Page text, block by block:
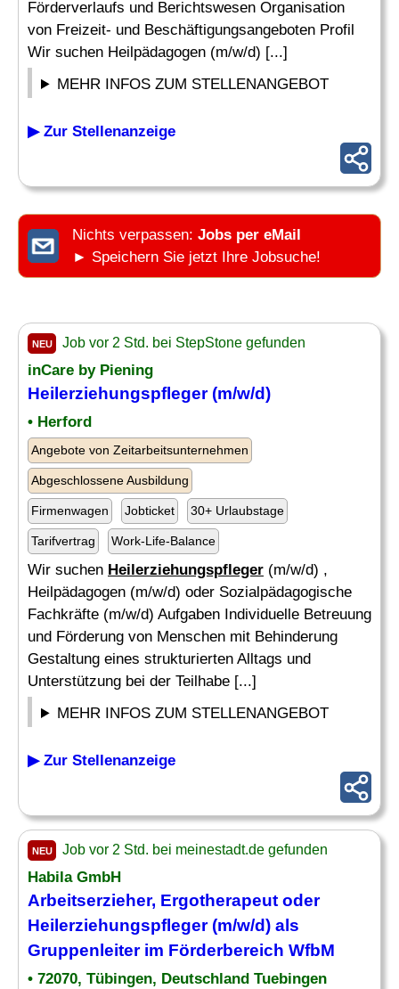
Förderverlaufs und Berichtswesen Organisation
von Freizeit- und Beschäftigungsangeboten Profil
Wir suchen Heilpädagogen (m/w/d) [...]
MEHR INFOS ZUM STELLENANGEBOT
▶ Zur Stellenanzeige
Nichts verpassen: Jobs per eMail
► Speichern Sie jetzt Ihre Jobsuche!
NEU Job vor 2 Std. bei StepStone gefunden
inCare by Piening
Heilerziehungspfleger(m/w/d)
• Herford
Angebote von Zeitarbeitsunternehmen
Abgeschlossene Ausbildung
Firmenwagen Jobticket 30+ Urlaubstage
Tarifvertrag Work-Life-Balance
Wir suchen Heilerziehungspfleger (m/w/d) ,
Heilpädagogen (m/w/d) oder Sozialpädagogische
Fachkräfte (m/w/d) Aufgaben Individuelle Betreuung
und Förderung von Menschen mit Behinderung
Gestaltung eines strukturierten Alltags und
Unterstützung bei der Teilhabe [...]
MEHR INFOS ZUM STELLENANGEBOT
▶ Zur Stellenanzeige
NEU Job vor 2 Std. bei meinestadt.de gefunden
Habila GmbH
Arbeitserzieher, Ergotherapeut oder
Heilerziehungspfleger(m/w/d) als
Gruppenleiter im Förderbereich WfbM
• 72070, Tübingen, Deutschland Tuebingen